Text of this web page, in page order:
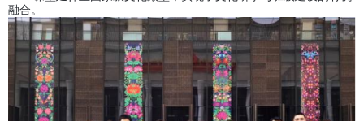
融合。